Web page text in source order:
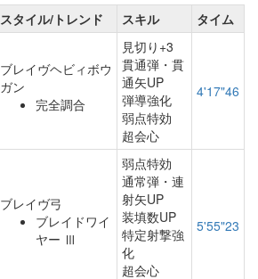
スタイル/トレンド スキル タイム
ブレイヴヘビィボウ
ガン
完全調合
見切り+3
貫通弾・貫
通矢UP
弾導強化
弱点特効
超会心
4'17"46
ブレイヴ弓
ブレイドワイ
ヤー Ⅲ
弱点特効
通常弾・連
射矢UP
装填数UP
特定射撃強
化
超会心
5'55"23